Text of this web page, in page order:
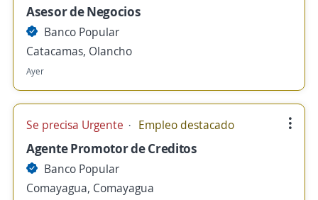
Asesor de Negocios
Banco Popular
Catacamas, Olancho
Ayer
Se precisa Urgente Empleo destacado
Agente Promotor de Creditos
Banco Popular
Comayagua, Comayagua